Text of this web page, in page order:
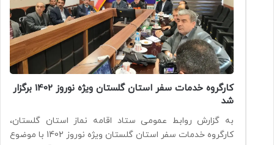
کارگروه خدمات سفر استان گلستان ویژه نوروز 1402 برگزار
شد
به گزارش روابط عمومی ستاد اقامه نماز استان گلستان،
کارگروه خدمات سفر استان گلستان ویژه نوروز 1402 با موضوع